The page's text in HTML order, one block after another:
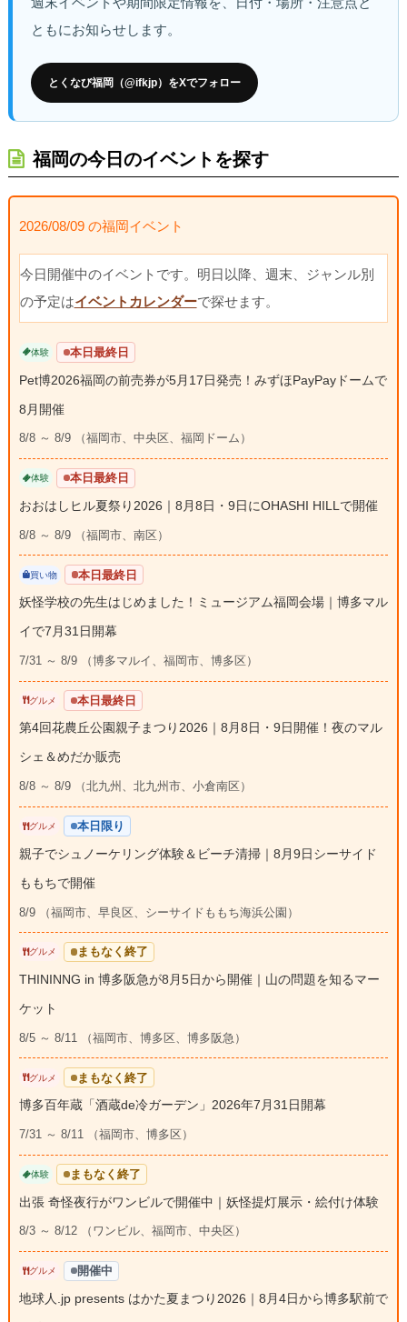
ともにお知らせします。
とくなび福岡（@ifkjp）をXでフォロー
福岡の今日のイベントを探す
2026/08/09 の福岡イベント
今日開催中のイベントです。明日以降、週末、ジャンル別
の予定はイベントカレンダーで探せます。
体験 本日最終日
Pet博2026福岡の前売券が5月17日発売！みずほPayPayドームで
8月開催
8/8 ～ 8/9 （福岡市、中央区、福岡ドーム）
体験 本日最終日
おおはしヒル夏祭り2026｜8月8日・9日にOHASHI HILLで開催
8/8 ～ 8/9 （福岡市、南区）
買い物 本日最終日
妖怪学校の先生はじめました！ミュージアム福岡会場｜博多マル
イで7月31日開幕
7/31 ～ 8/9 （博多マルイ、福岡市、博多区）
グルメ 本日最終日
第4回花農丘公園親子まつり2026｜8月8日・9日開催！夜のマル
シェ＆めだか販売
8/8 ～ 8/9 （北九州、北九州市、小倉南区）
グルメ 本日限り
親子でシュノーケリング体験＆ビーチ清掃｜8月9日シーサイド
ももちで開催
8/9 （福岡市、早良区、シーサイドももち海浜公園）
グルメ まもなく終了
THININNG in 博多阪急が8月5日から開催｜山の問題を知るマー
ケット
8/5 ～ 8/11 （福岡市、博多区、博多阪急）
グルメ まもなく終了
博多百年蔵「酒蔵de冷ガーデン」2026年7月31日開幕
7/31 ～ 8/11 （福岡市、博多区）
体験 まもなく終了
出張 奇怪夜行がワンビルで開催中｜妖怪提灯展示・絵付け体験
8/3 ～ 8/12 （ワンビル、福岡市、中央区）
グルメ 開催中
地球人.jp presents はかた夏まつり2026｜8月4日から博多駅前で